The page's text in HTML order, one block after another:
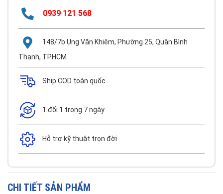
0939 121 568
148/7b Ung Văn Khiêm, Phường 25, Quận Bình
Thạnh, TPHCM
Ship COD toàn quốc
1 đổi 1 trong 7 ngày
Hỗ trợ kỹ thuật trọn đời
CHI TIẾT SẢN PHẨM